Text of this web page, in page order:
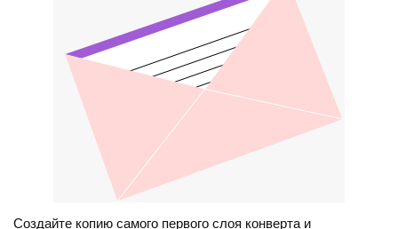
Создайте копию самого первого слоя конверта и